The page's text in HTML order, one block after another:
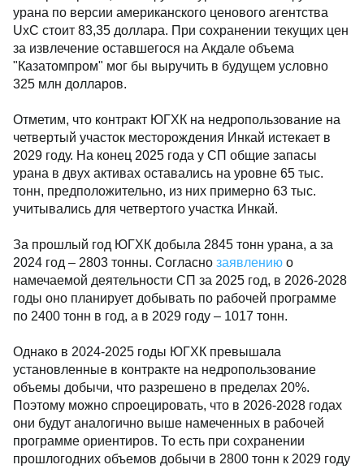
урана по версии американского ценового агентства
UxC стоит 83,35 доллара. При сохранении текущих цен
за извлечение оставшегося на Акдале объема
"Казатомпром" мог бы выручить в будущем условно
325 млн долларов.
Отметим, что контракт ЮГХК на недропользование на
четвертый участок месторождения Инкай истекает в
2029 году. На конец 2025 года у СП общие запасы
урана в двух активах оставались на уровне 65 тыс.
тонн, предположительно, из них примерно 63 тыс.
учитывались для четвертого участка Инкай.
За прошлый год ЮГХК добыла 2845 тонн урана, а за
2024 год – 2803 тонны. Согласно заявлению о
намечаемой деятельности СП за 2025 год, в 2026-2028
годы оно планирует добывать по рабочей программе
по 2400 тонн в год, а в 2029 году – 1017 тонн.
Однако в 2024-2025 годы ЮГХК превышала
установленные в контракте на недропользование
объемы добычи, что разрешено в пределах 20%.
Поэтому можно спроецировать, что в 2026-2028 годах
они будут аналогично выше намеченных в рабочей
программе ориентиров. То есть при сохранении
прошлогодних объемов добычи в 2800 тонн к 2029 году